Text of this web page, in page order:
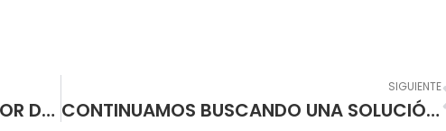
RECTOR DE ESCUELA NORMAL SUPERIOR DE PASTO RECIBE GALARDÓN
SIGUIENTE
CONTINUAMOS BUSCANDO UNA SOLUCIÓN A LA MOVILIDAD DE NUESTRA COMUNIDAD EDUCATIVA.